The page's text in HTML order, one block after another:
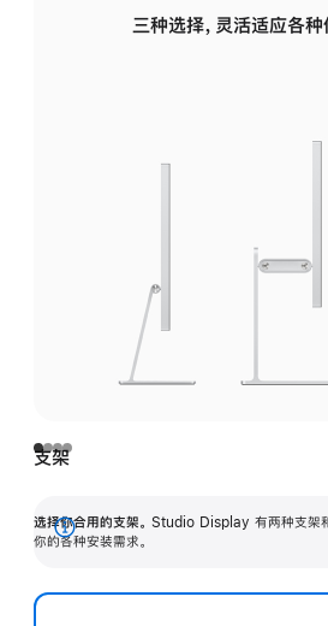
三种选择，灵活适应各种
支架
选择你合用的支架。 Studio Display 有两种支架
你的各种安装需求。
展